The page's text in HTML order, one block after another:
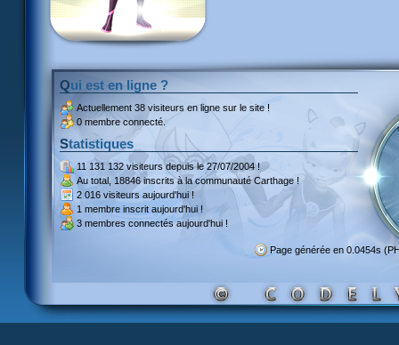
Qui est en ligne ?
Actuellement 38 visiteurs en ligne sur le site !
0 membre connecté.
Statistiques
11 131 132 visiteursdepuis le 27/07/2004 !
Au total, 18846 inscritsà la communauté Carthage !
2 016 visiteurs aujourd'hui !
1 membre inscrit aujourd'hui !
3 membres connectés aujourd'hui !
Page générée en 0.0454s